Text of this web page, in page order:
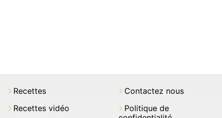
Recettes
Recettes vidéo
Contactez nous
Politique de